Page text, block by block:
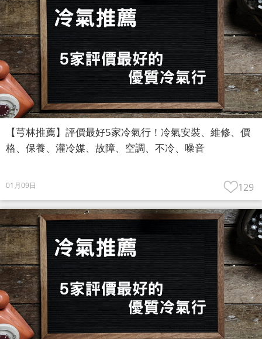
【芎林推薦】評價最好5家冷氣行！冷氣安裝、維修、價
格、保養、灌冷媒、故障、空調、不冷、噪音
01月09日 129